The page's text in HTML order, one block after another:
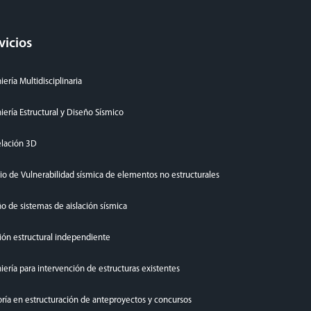
Multidisciplinaria
Estructural y Diseño Sísmico
3D
de Vulnerabilidad sísmica de elementos no estructurales
de sistemas de aislación sísmica
estructural independiente
para intervención de estructuras existentes
en estructuración de anteproyectos y concursos